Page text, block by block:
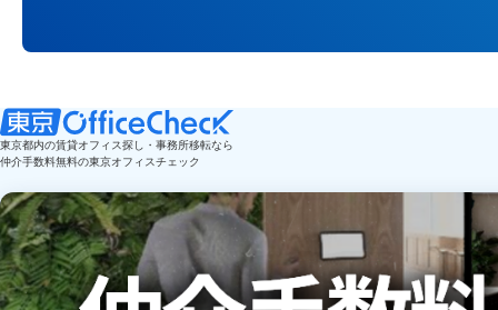
東京都内の賃貸オフィス探し・事務所移転なら
仲介手数料無料の東京オフィスチェック